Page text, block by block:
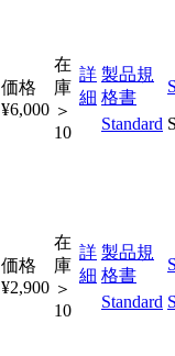
価格
¥6,000
在
庫
＞
10
詳
細
製品規
格書
Standard
価格
¥2,900
在
庫
＞
10
詳
細
製品規
格書
Standard